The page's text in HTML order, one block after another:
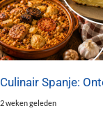
Culinair Spanje:
2 weken geleden